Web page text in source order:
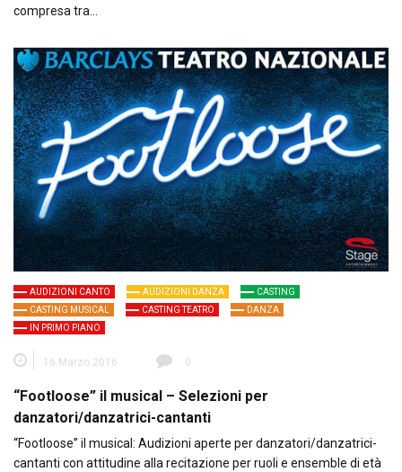
compresa tra…
AUDIZIONI CANTO AUDIZIONI DANZA
CASTING
CASTING MUSICAL
CASTING TEATRO
DANZA
IN PRIMO PIANO
16 Marzo 2016 0
“Footloose” il musical – Selezioni per
danzatori/danzatrici-cantanti
“Footloose” il musical: Audizioni aperte per danzatori/danzatrici-
cantanti con attitudine alla recitazione per ruoli e ensemble di età